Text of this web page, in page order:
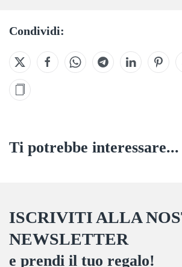
Condividi:
Ti potrebbe interessare...
ISCRIVITI ALLA
NEWSLETTER
e prendi il tuo regalo!